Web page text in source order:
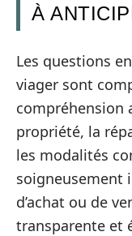
À
Les questions
viager sont
compréhension
propriété, la
les modalités
soigneusement
d’achat ou de
transparente et